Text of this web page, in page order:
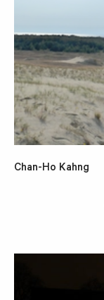
Chan-Ho Kahng